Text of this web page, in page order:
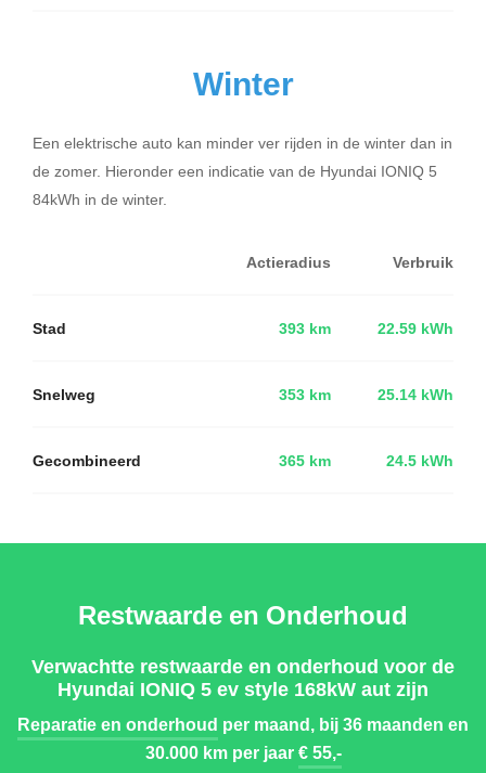
Winter
Een elektrische auto kan minder ver rijden in de winter dan in
de zomer. Hieronder een indicatie van de Hyundai IONIQ 5
84kWh in de winter.
Actieradius Verbruik
Stad 393 km 22.59 kWh
Snelweg 353 km 25.14 kWh
Gecombineerd 365 km 24.5 kWh
Restwaarde en Onderhoud
Verwachtte restwaarde en onderhoud voor de
Hyundai IONIQ 5 ev style 168kW aut zijn
Reparatie en onderhoud per maand, bij 36 maanden en
30.000 km per jaar€ 55,-